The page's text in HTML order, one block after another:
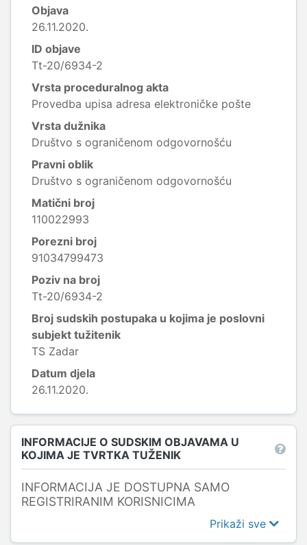
Objava
26.11.2020.
ID objave
Tt-20/6934-2
Vrsta proceduralnog akta
Provedba upisa adresa elektroničke pošte
Vrsta dužnika
Društvo s ograničenom odgovornošću
Pravni oblik
Društvo s ograničenom odgovornošću
Matični broj
110022993
Porezni broj
91034799473
Poziv na broj
Tt-20/6934-2
Broj sudskih postupaka u kojima je poslovni
subjekt tužitenik
TS Zadar
Datum djela
26.11.2020.
INFORMACIJE O SUDSKIM OBJAVAMA U
KOJIMA JE TVRTKA TUŽENIK
INFORMACIJA JE DOSTUPNA SAMO
REGISTRIRANIM KORISNICIMA
Prikaži sve